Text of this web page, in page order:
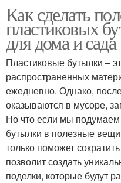
Как сделать
пластиковых
для дома и сада
Пластиковые бутылки –
распространенных
ежедневно. Однако,
оказываются в мусоре,
Но что если мы подумаем
бутылки в полезные
только поможет
позволит создать
поделки, которые будут